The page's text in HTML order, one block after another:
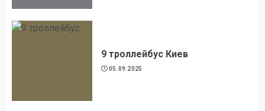
9 троллейбус Киев
05.09.2025